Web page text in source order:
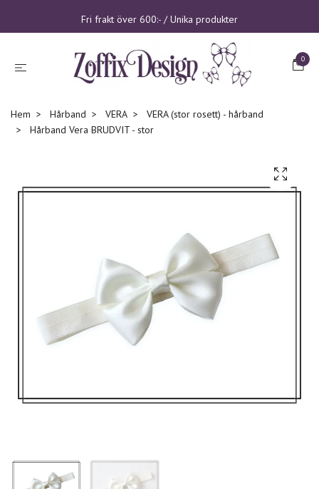
Fri frakt över 600:- / Unika produkter
0
Hem Hårband VERA
VERA (stor rosett) - hårband
Hårband Vera BRUDVIT - stor